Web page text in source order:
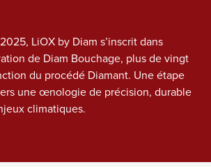
LiOX by Diam s’inscrit dans
de Diam Bouchage, plus de vingt
du procédé Diamant. Une étape
une œnologie de précision, durable
climatiques.